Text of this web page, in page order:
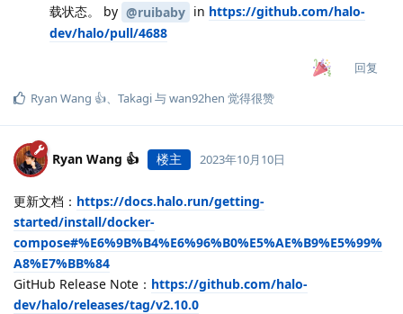
载状态。 by @ruibaby in https://github.com/halo-
dev/halo/pull/4688
回复
Ryan Wang 👍、 Takagi与wan92hen 觉得很赞
Ryan Wang 👍 楼主 2023年10月10日
更新文档： https://docs.halo.run/getting-
started/install/docker-
compose#%E6%9B%B4%E6%96%B0%E5%AE%B9%E5%99%
A8%E7%BB%84
GitHub Release Note： https://github.com/halo-
dev/halo/releases/tag/v2.10.0